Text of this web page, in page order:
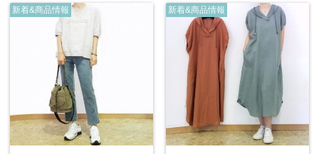
新着&商品情報 新着&商品情報